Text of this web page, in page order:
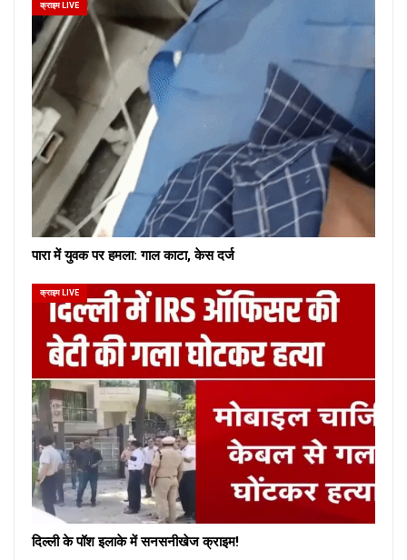
क्राइम LIVE
पारा में युवक पर हमला: गाल काटा, केस दर्ज
क्राइम LIVE
दिल्ली के पॉश इलाके में सनसनीखेज क्राइम!